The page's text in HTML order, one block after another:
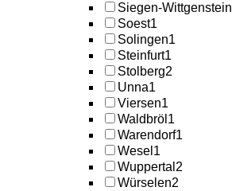
Siegen-Wittgenstein
Soest1
Solingen1
Steinfurt1
Stolberg2
Unna1
Viersen1
Waldbröl 1
Warendorf1
Wesel 1
Wuppertal 2
Würselen2